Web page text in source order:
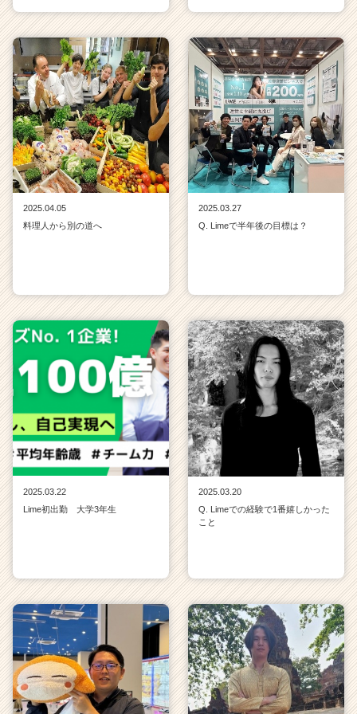
2025.04.05
料理人から別の道へ
2025.03.27
Q. Limeで半年後の目標は？
2025.03.22
Lime初出勤 大学3年生
2025.03.20
Q. Limeでの経験で1番嬉しかった
こと